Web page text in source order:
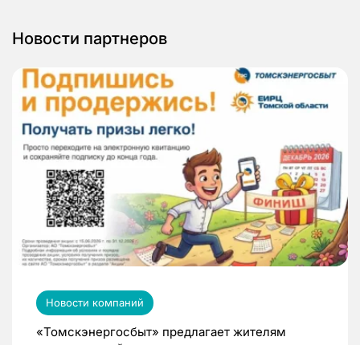
Новости партнеров
Новости компаний
«Томскэнергосбыт» предлагает жителям